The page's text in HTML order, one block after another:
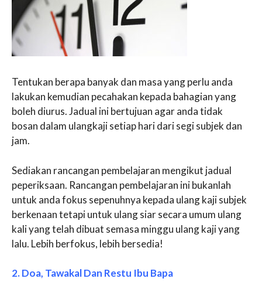
Tentukan berapa banyak dan masa yang perlu anda
lakukan kemudian pecahakan kepada bahagian yang
boleh diurus. Jadual ini bertujuan agar anda tidak
bosan dalam ulangkaji setiap hari dari segi subjek dan
jam.
Sediakan rancangan pembelajaran mengikut jadual
peperiksaan. Rancangan pembelajaran ini bukanlah
untuk anda fokus sepenuhnya kepada ulang kaji subjek
berkenaan tetapi untuk ulang siar secara umum ulang
kali yang telah dibuat semasa minggu ulang kaji yang
lalu. Lebih berfokus, lebih bersedia!
2. Doa, Tawakal Dan Restu Ibu Bapa